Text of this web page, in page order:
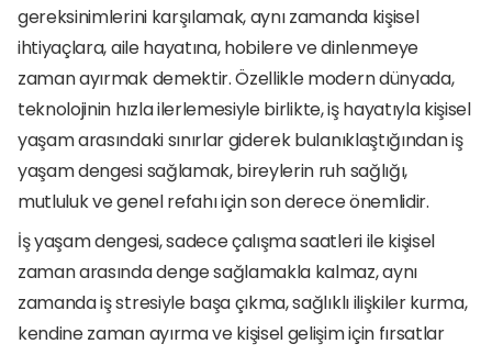
gereksinimlerini karşılamak, aynı zamanda kişisel
ihtiyaçlara, aile hayatına, hobilere ve dinlenmeye
zaman ayırmak demektir. Özellikle modern dünyada,
teknolojinin hızla ilerlemesiyle birlikte, iş hayatıyla kişisel
yaşam arasındaki sınırlar giderek bulanıklaştığından iş
yaşam dengesi sağlamak, bireylerin ruh sağlığı,
mutluluk ve genel refahı için son derece önemlidir.
İş yaşam dengesi, sadece çalışma saatleri ile kişisel
zaman arasında denge sağlamakla kalmaz, aynı
zamanda iş stresiyle başa çıkma, sağlıklı ilişkiler kurma,
kendine zaman ayırma ve kişisel gelişim için fırsatlar